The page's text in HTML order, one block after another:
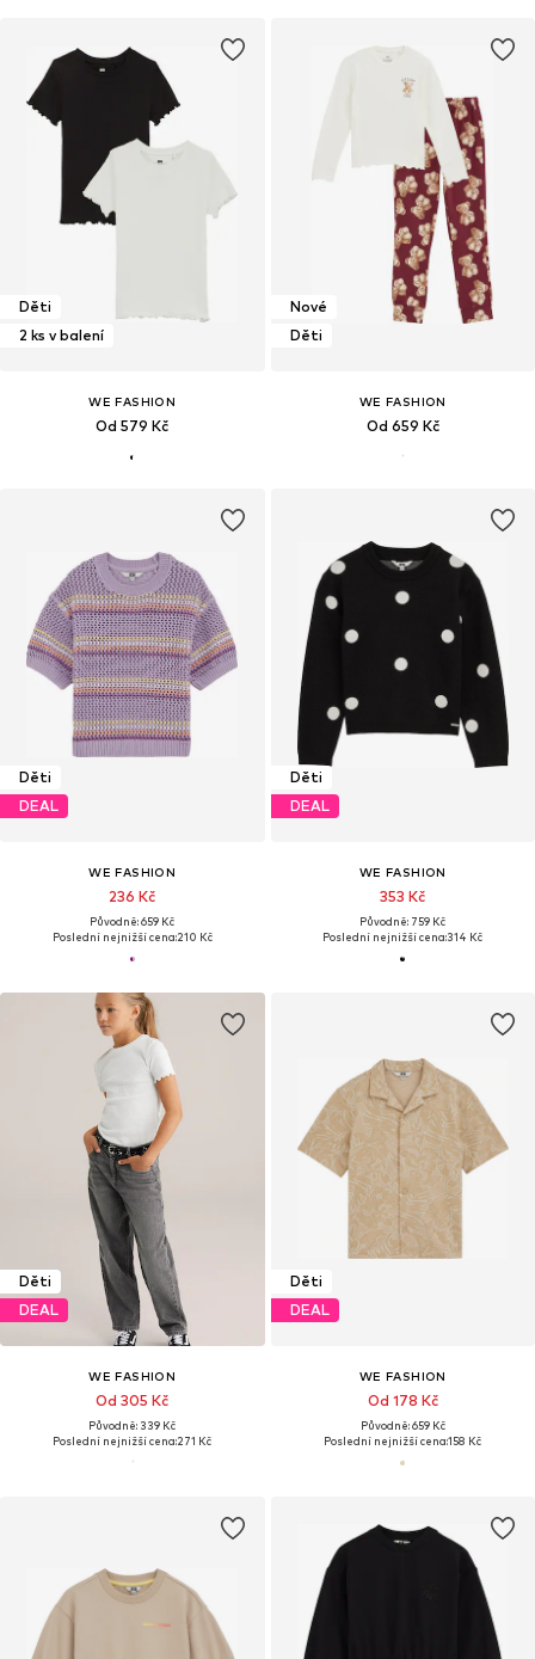
Děti
2 ks v balení
WE FASHION
Od 579 Kč
Nové
Děti
WE FASHION
Od 659 Kč
Děti
DEAL
WE FASHION
236 Kč
Původně: 659 Kč
Poslední nejnižší cena:210 Kč
Děti
DEAL
WE FASHION
353 Kč
Původně: 759 Kč
Poslední nejnižší cena:314 Kč
Děti
DEAL
WE FASHION
Od 305 Kč
Původně: 339 Kč
Poslední nejnižší cena:271 Kč
Děti
DEAL
WE FASHION
Od 178 Kč
Původně: 659 Kč
Poslední nejnižší cena:158 Kč